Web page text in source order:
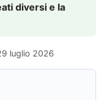
diversi e la
luglio 2026